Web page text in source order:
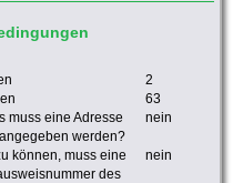
2
63
muss eine Adresse
werden?
nein
können, muss eine
des
nein